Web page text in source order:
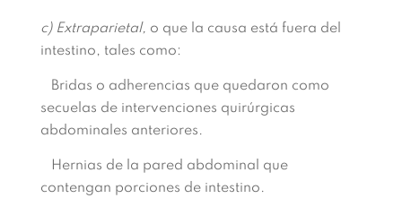
c) Extraparietal, o que la causa está fuera del
intestino, tales como:
Bridas o adherencias que quedaron como
secuelas de intervenciones quirúrgicas
abdominales anteriores.
Hernias de la pared abdominal que
contengan porciones de intestino.